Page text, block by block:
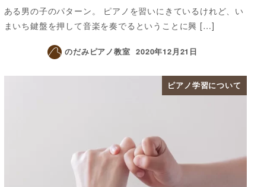
ある男の子のパターン。 ピアノを習いにきているけれど、い
まいち鍵盤を押して音楽を奏でるということに興 […]
のだみピアノ教室 2020年12月21日
ピアノ学習について